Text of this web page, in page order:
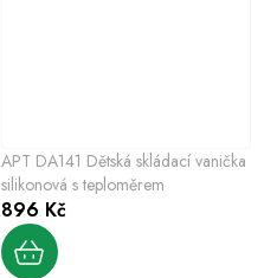
APT DA141 Dětská skládací vanička
silikonová s teploměrem
896 Kč